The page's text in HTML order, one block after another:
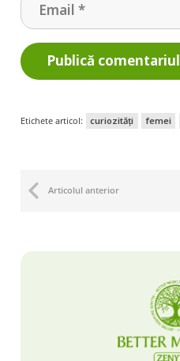
Publică comentariul
Etichete articol: curiozități femei
Articolul anterior